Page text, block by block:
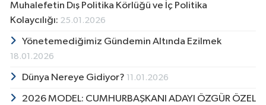
Muhalefetin Dış Politika Körlüğü ve İç Politika
Kolaycılığı: 25.01.2026
Yönetemediğimiz Gündemin Altında Ezilmek
18.01.2026
Dünya Nereye Gidiyor? 11.01.2026
2026 MODEL: CUMHURBAŞKANI ADAYI ÖZGÜR ÖZEL